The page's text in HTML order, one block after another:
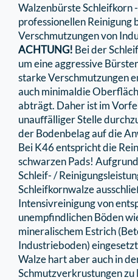
Walzenbürste Schleifkorn
professionellen Reinigung
Verschmutzungen von
ACHTUNG! Bei der
um eine aggressive
starke Verschmutzungen
auch minimaldie
abträgt. Daher ist im
unauﬀälliger Stelle
der Bodenbelag auf die
Bei K46 entspricht die
schwarzen Pads!
Schleif- /
Schleifkornwalze
Intensivreinigung von
unempﬁndlichen Böden
mineralischem Estrich
Industrieboden)
Walze hart aber auch in
Schmutzverkrustungen zu